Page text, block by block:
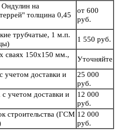
Ондулин на
толщина 0,45
от 600
руб.
трубчатые, 1 м.п.
1 550 руб.
сваях 150х150 мм.,
Уточняйте
учетом доставки и
25 000
руб.
учетом доставки и
12 000
руб.
строительства (ГСМ 12 000
руб.